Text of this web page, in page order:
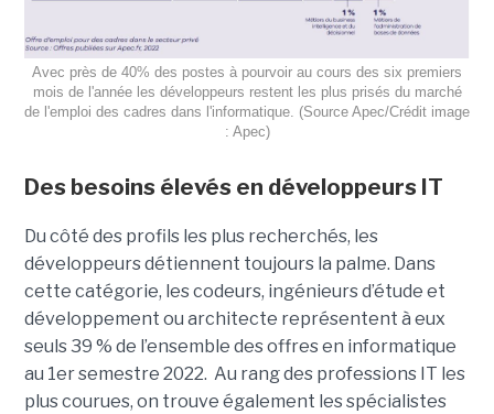
Avec près de 40% des postes à pourvoir au cours des six premiers
mois de l'année les développeurs restent les plus prisés du marché
de l'emploi des cadres dans l'informatique. (Source Apec/Crédit image
: Apec)
Des besoins élevés en développeurs IT
Du côté des profils les plus recherchés, les
développeurs détiennent toujours la palme. Dans
cette catégorie, les codeurs, ingénieurs d’étude et
développement ou architecte représentent à eux
seuls 39 % de l’ensemble des offres en informatique
au 1er semestre 2022. Au rang des professions IT les
plus courues, on trouve également les spécialistes